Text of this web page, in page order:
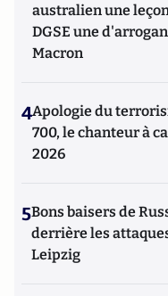
australien une
DGSE une
Macron
4Apologie du
700, le chanteur à
2026
5Bons baisers de
derrière les
Leipzig